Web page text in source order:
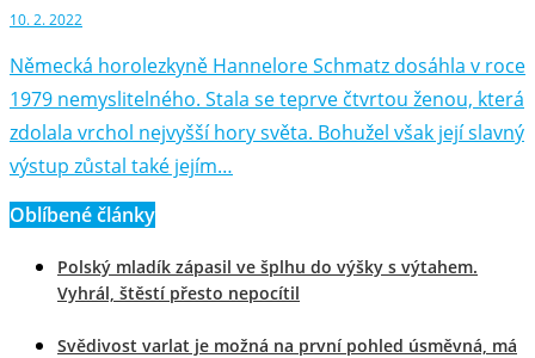
10. 2. 2022
Německá horolezkyně Hannelore Schmatz dosáhla v roce
1979 nemyslitelného. Stala se teprve čtvrtou ženou, která
zdolala vrchol nejvyšší hory světa. Bohužel však její slavný
výstup zůstal také jejím…
Oblíbené články
Polský mladík zápasil ve šplhu do výšky s výtahem.
Vyhrál, štěstí přesto nepocítil
Svědivost varlat je možná na první pohled úsměvná, má